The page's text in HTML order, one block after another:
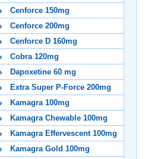
Cenforce 150mg
Cenforce 200mg
Cenforce D 160mg
Cobra 120mg
Dapoxetine 60 mg
Extra Super P-Force 200mg
Kamagra 100mg
Kamagra Chewable 100mg
Kamagra Effervescent 100mg
Kamagra Gold 100mg